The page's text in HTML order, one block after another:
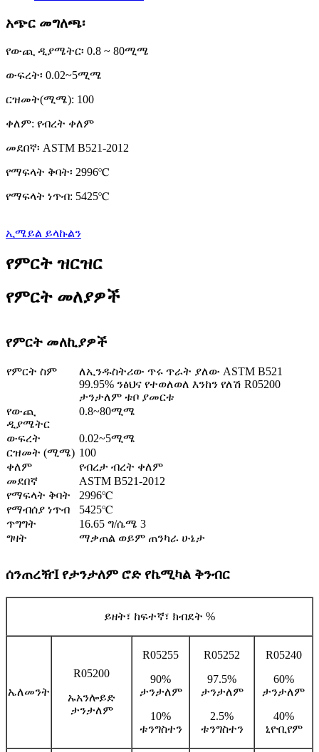
አጭር መግለጫ፡
የውጪ ዲያሜትር፡ 0.8 ~ 80ሚሜ
ውፍረት፡ 0.02~5ሚሜ
ርዝመት(ሚሜ): 100
ቀለም: የብረት ቀለም
መደበኛ፡ ASTM B521-2012
የማፍላት ቅባት፡ 2996℃
የማፍላት ነጥብ: 5425℃
ኢሜይል ይላኩልን
የምርት ዝርዝር
የምርት መለያዎች
የምርት መለኪያዎች
የምርት ስም
ለኢንዱስትሪው ጥሩ ጥራት ያለው ASTM B521
99.95% ንፅህና የተወለወለ እንከን የለሽ R05200
ታንታለም ቱቦ ያመርቱ
የውጪ
ዲያሜትር
0.8~80ሚሜ
ውፍረት
0.02~5ሚሜ
ርዝመት (ሚሜ) 100
ቀለም
የብረታ ብረት ቀለም
መደበኛ
ASTM B521-2012
የማፍላት ቅባት
2996℃
የማብሰያ ነጥብ
5425℃
ጥግግት
16.65 ግ/ሴሜ 3
ግዛት
ማቃጠል ወይም ጠንካራ ሁኔታ
ሰንጠረዥⅠ የታንታለም ሮድ የኬሚካል ቅንብር
ይዘት፣ ከፍተኛ፣ ክብደት %
ኤለመንት
R05200
ኡአንሎይድ
ታንታለም
R05255
90%
ታንታለም
10%
ቱንግስተን
R05252
97.5%
ታንታለም
2.5%
ቱንግስተን
R05240
60%
ታንታለም
40%
ኒዮቢየም